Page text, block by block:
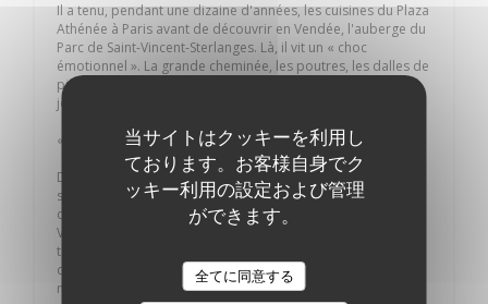
当サイトはクッキーを利用し
ております。お客様自身でク
ッキー利用の設定および管理
ができます。
全てに同意する
Il a tenu, pendant une dizaine d'années, les cuisines du Plaza
Athénée à Paris avant de découvrir en Vendée, l'auberge du
Parc de Saint-Vincent-Sterlanges. Là, il vit un « choc
émotionnel ». La grande cheminée, les poutres, les dalles de
pierre, le vieux potager... Tout lui revient à la figure.« Ce
jour-là, j'ai su ce qu'allait être mon avenir. »
« Le goret-mogette »
De retour en 2005 à La Roche-sur-Yon, Lionel Guilbaud
s'installe derrière les fourneaux de l'ancienne crêperie du
quartier de la gare, sous les chambres de l'hôtel Le
Vincennes. Là, il développe son idée des P'tits Ventres de
terre. « Des petits pots ventrus en terre vernissée,
descendants directs du pot de mogettes, que nos grands-
mères laissaient mijoter au coin de la cheminée. »